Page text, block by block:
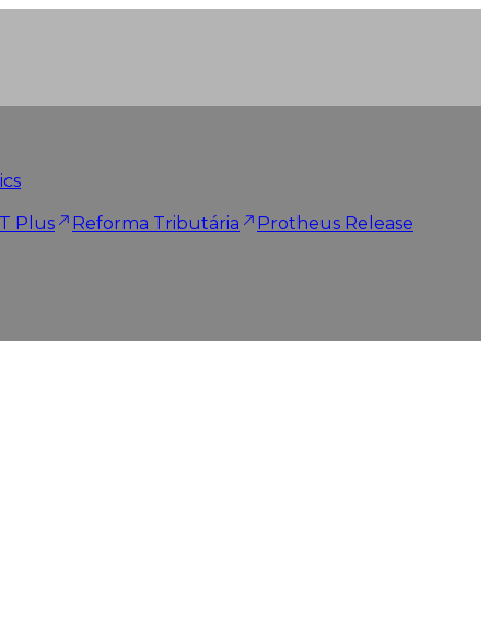
Plus Reforma Tributária
Protheus Release